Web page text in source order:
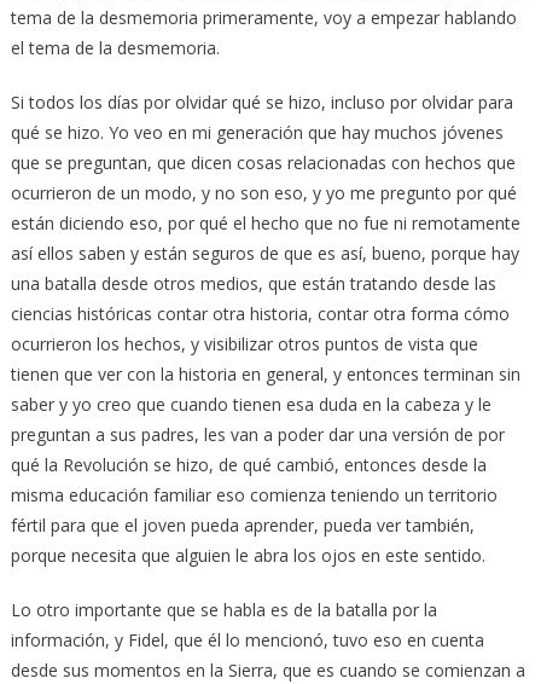
tema de la desmemoria primeramente, voy a empezar hablando
el tema de la desmemoria.
Si todos los días por olvidar qué se hizo, incluso por olvidar para
qué se hizo. Yo veo en mi generación que hay muchos jóvenes
que se preguntan, que dicen cosas relacionadas con hechos que
ocurrieron de un modo, y no son eso, y yo me pregunto por qué
están diciendo eso, por qué el hecho que no fue ni remotamente
así ellos saben y están seguros de que es así, bueno, porque hay
una batalla desde otros medios, que están tratando desde las
ciencias históricas contar otra historia, contar otra forma cómo
ocurrieron los hechos, y visibilizar otros puntos de vista que
tienen que ver con la historia en general, y entonces terminan sin
saber y yo creo que cuando tienen esa duda en la cabeza y le
preguntan a sus padres, les van a poder dar una versión de por
qué la Revolución se hizo, de qué cambió, entonces desde la
misma educación familiar eso comienza teniendo un territorio
fértil para que el joven pueda aprender, pueda ver también,
porque necesita que alguien le abra los ojos en este sentido.
Lo otro importante que se habla es de la batalla por la
información, y Fidel, que él lo mencionó, tuvo eso en cuenta
desde sus momentos en la Sierra, que es cuando se comienzan a